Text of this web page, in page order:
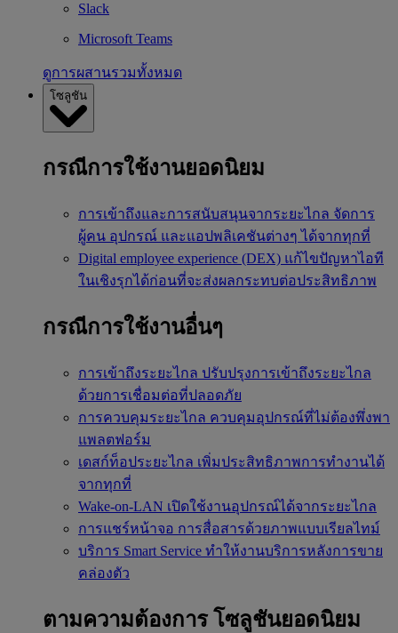
Slack
Microsoft Teams
ดูการผสานรวมทั้งหมด
โซลูชัน
กรณีการใช้งานยอดนิยม
การเข้าถึงและการสนับสนุนจากระยะไกล จัดการ
ผู้คน อุปกรณ์ และแอปพลิเคชันต่างๆ ได้จากทุกที่
Digital employee experience (DEX) แก้ไขปัญหาไอที
ในเชิงรุกได้ก่อนที่จะส่งผลกระทบต่อประสิทธิภาพ
กรณีการใช้งานอื่นๆ
การเข้าถึงระยะไกล ปรับปรุงการเข้าถึงระยะไกล
ด้วยการเชื่อมต่อที่ปลอดภัย
การควบคุมระยะไกล ควบคุมอุปกรณ์ที่ไม่ต้องพึ่งพา
แพลตฟอร์ม
เดสก์ท็อประยะไกล เพิ่มประสิทธิภาพการทำงานได้
จากทุกที่
Wake-on-LAN เปิดใช้งานอุปกรณ์ได้จากระยะไกล
การแชร์หน้าจอ การสื่อสารด้วยภาพแบบเรียลไทม์
บริการ Smart Service ทำให้งานบริการหลังการขาย
คล่องตัว
ตามความต้องการ โซลูชันยอดนิยม